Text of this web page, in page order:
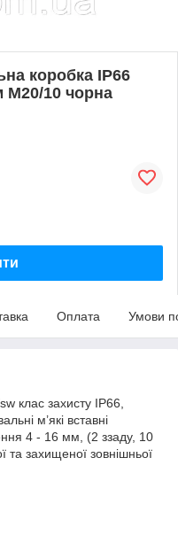
коробка IP66
M20/10 чорна
Оплата Умови
клас захисту IP66,
м’які вставні
4 - 16 мм, (2 ззаду, 10
та захищеної зовнішньої